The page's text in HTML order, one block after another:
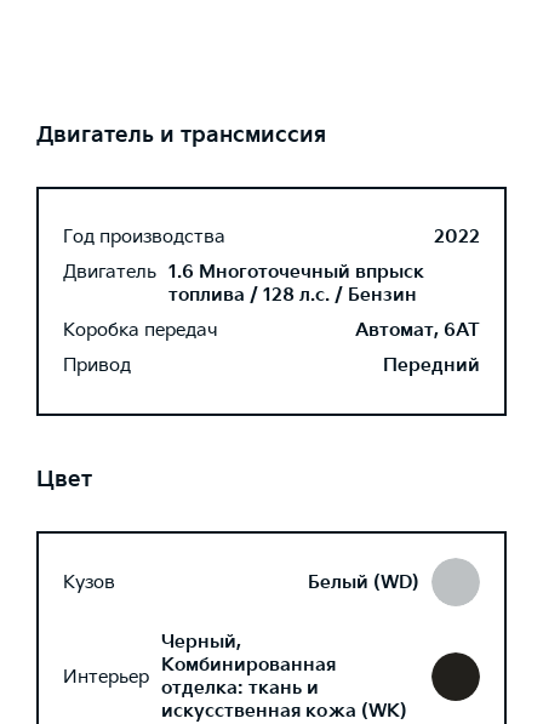
Двигатель и трансмиссия
Год производства
2022
Двигатель 1.6 Многоточечный впрыск
топлива / 128 л.с. / Бензин
Коробка передач
Автомат, 6AT
Привод
Передний
Цвет
Кузов Белый (WD)
Интерьер
Черный,
Комбинированная
отделка: ткань и
искусственная кожа (WK)